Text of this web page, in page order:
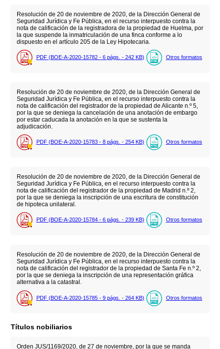
Resolución de 20 de noviembre de 2020, de la Dirección General de
Seguridad Jurídica y Fe Pública, en el recurso interpuesto contra la
nota de calificación de la registradora de la propiedad de Huelma, por
la que suspende la inmatriculación de una finca conforme a lo
dispuesto en el artículo 205 de la Ley Hipotecaria.
PDF (BOE-A-2020-15782 - 6 págs. - 242 KB) Otros formatos
Resolución de 20 de noviembre de 2020, de la Dirección General de
Seguridad Jurídica y Fe Pública, en el recurso interpuesto contra la
nota de calificación del registrador de la propiedad de Alicante n.º 5,
por la que se deniega la cancelación de una anotación de embargo
por estar caducada la anotación en la que se sustenta la
adjudicación.
PDF (BOE-A-2020-15783 - 8 págs. - 254 KB) Otros formatos
Resolución de 20 de noviembre de 2020, de la Dirección General de
Seguridad Jurídica y Fe Pública, en el recurso interpuesto contra la
nota de calificación del registrador de la propiedad de Madrid n.º 2,
por la que se deniega la inscripción de una escritura de constitución
de hipoteca unilateral.
PDF (BOE-A-2020-15784 - 6 págs. - 239 KB) Otros formatos
Resolución de 20 de noviembre de 2020, de la Dirección General de
Seguridad Jurídica y Fe Pública, en el recurso interpuesto contra la
nota de calificación del registrador de la propiedad de Santa Fe n.º 2,
por la que se deniega la inscripción de una representación gráfica
alternativa a la catastral.
PDF (BOE-A-2020-15785 - 9 págs. - 264 KB) Otros formatos
Títulos nobiliarios
Orden JUS/1169/2020, de 27 de noviembre, por la que se manda